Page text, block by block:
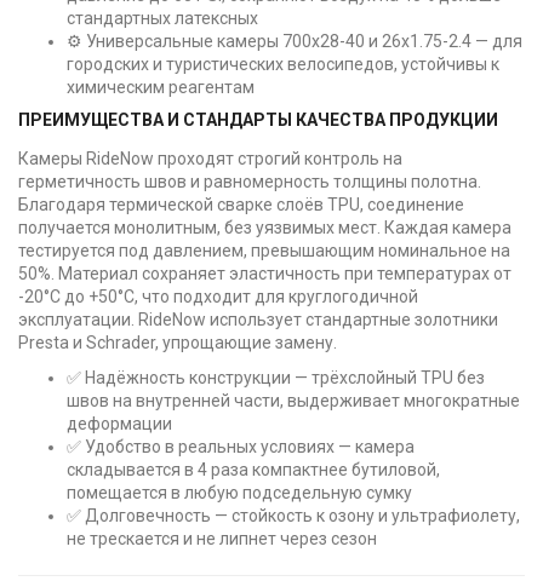
стандартных латексных
⚙️ Универсальные камеры 700x28-40 и 26x1.75-2.4 — для
городских и туристических велосипедов, устойчивы к
химическим реагентам
ПРЕИМУЩЕСТВА И СТАНДАРТЫ КАЧЕСТВА ПРОДУКЦИИ
Камеры RideNow проходят строгий контроль на
герметичность швов и равномерность толщины полотна.
Благодаря термической сварке слоёв TPU, соединение
получается монолитным, без уязвимых мест. Каждая камера
тестируется под давлением, превышающим номинальное на
50%. Материал сохраняет эластичность при температурах от
-20°C до +50°C, что подходит для круглогодичной
эксплуатации. RideNow использует стандартные золотники
Presta и Schrader, упрощающие замену.
✅ Надёжность конструкции — трёхслойный TPU без
швов на внутренней части, выдерживает многократные
деформации
✅ Удобство в реальных условиях — камера
складывается в 4 раза компактнее бутиловой,
помещается в любую подседельную сумку
✅ Долговечность — стойкость к озону и ультрафиолету,
не трескается и не липнет через сезон